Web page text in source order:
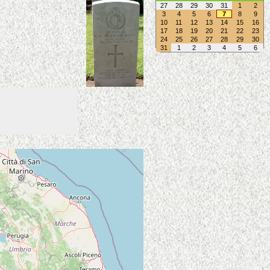
27
28 29 30 31 1
2
3
4 5 6 7 8
9
10
11 12 13 14 15
16
17
18 19 20 21 22
23
24
25 26 27 28 29
30
31
1 2 3 4 5 6